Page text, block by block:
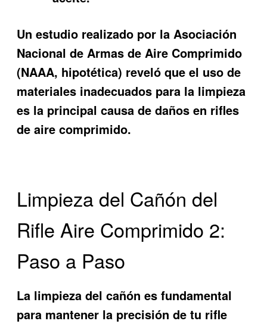
Un estudio realizado por la Asociación
Nacional de Armas de Aire Comprimido
(NAAA, hipotética) reveló que el uso de
materiales inadecuados para la limpieza
es la principal causa de daños en rifles
de aire comprimido.
Limpieza del Cañón del
Rifle Aire Comprimido 2:
Paso a Paso
La limpieza del cañón es fundamental
para mantener la precisión de tu rifle